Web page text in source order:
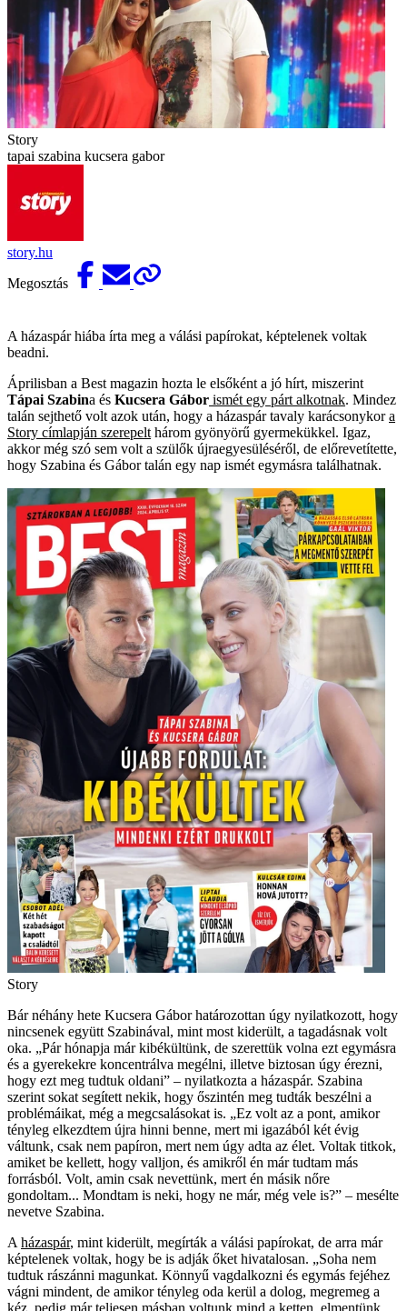
Story
tapai szabina kucsera gabor
story.hu
Megosztás
A házaspár hiába írta meg a válási papírokat, képtelenek voltak
beadni.
Áprilisban a Best magazin hozta le elsőként a jó hírt, miszerint
Tápai Szabina és Kucsera Gábor ismét egy párt alkotnak. Mindez
talán sejthető volt azok után, hogy a házaspár tavaly karácsonykora
Story címlapján szerepelt három gyönyörű gyermekükkel. Igaz,
akkor még szó sem volt a szülők újraegyesüléséről, de előrevetítette,
hogy Szabina és Gábor talán egy nap ismét egymásra találhatnak.
Story
Bár néhány hete Kucsera Gábor határozottan úgy nyilatkozott, hogy
nincsenek együtt Szabinával, mint most kiderült, a tagadásnak volt
oka. „Pár hónapja már kibékültünk, de szerettük volna ezt egymásra
és a gyerekekre koncentrálva megélni, illetve biztosan úgy érezni,
hogy ezt meg tudtuk oldani” – nyilatkozta a házaspár. Szabina
szerint sokat segített nekik, hogy őszintén meg tudták beszélni a
problémáikat, még a megcsalásokat is. „Ez volt az a pont, amikor
tényleg elkezdtem újra hinni benne, mert mi igazából két évig
váltunk, csak nem papíron, mert nem úgy adta az élet. Voltak titkok,
amiket be kellett, hogy valljon, és amikről én már tudtam más
forrásból. Volt, amin csak nevettünk, mert én másik nőre
gondoltam... Mondtam is neki, hogy ne már, még vele is?” – mesélte
nevetve Szabina.
A házaspár, mint kiderült, megírták a válási papírokat, de arra már
képtelenek voltak, hogy be is adják őket hivatalosan. „Soha nem
tudtuk rászánni magunkat. Könnyű vagdalkozni és egymás fejéhez
vágni mindent, de amikor tényleg oda kerül a dolog, megremeg a